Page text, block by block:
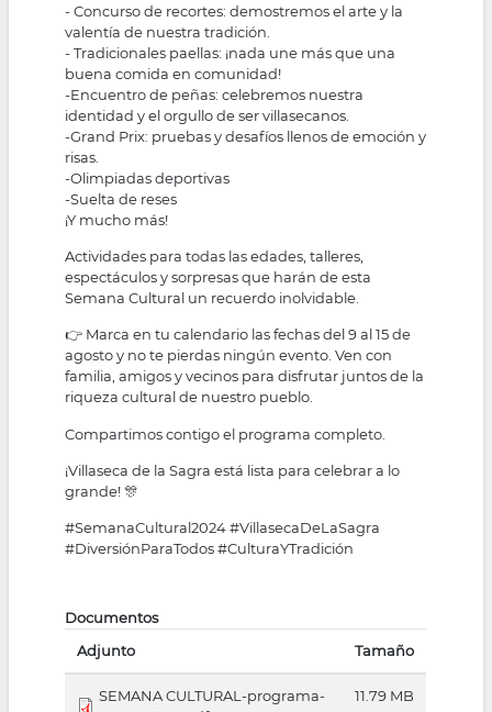
- Concurso de recortes: demostremos el arte y la
valentía de nuestra tradición.
- Tradicionales paellas: ¡nada une más que una
buena comida en comunidad!
-Encuentro de peñas: celebremos nuestra
identidad y el orgullo de ser villasecanos.
-Grand Prix: pruebas y desafíos llenos de emoción y
risas.
-Olimpiadas deportivas
-Suelta de reses
¡Y mucho más!
Actividades para todas las edades, talleres,
espectáculos y sorpresas que harán de esta
Semana Cultural un recuerdo inolvidable.
👉 Marca en tu calendario las fechas del 9 al 15 de
agosto y no te pierdas ningún evento. Ven con
familia, amigos y vecinos para disfrutar juntos de la
riqueza cultural de nuestro pueblo.
Compartimos contigo el programa completo.
¡Villaseca de la Sagra está lista para celebrar a lo
grande! 🎊
#SemanaCultural2024 #VillasecaDeLaSagra
#DiversiónParaTodos #CulturaYTradición
Documentos
Adjunto
Tamaño
SEMANA CULTURAL-programa-
11.79 MB